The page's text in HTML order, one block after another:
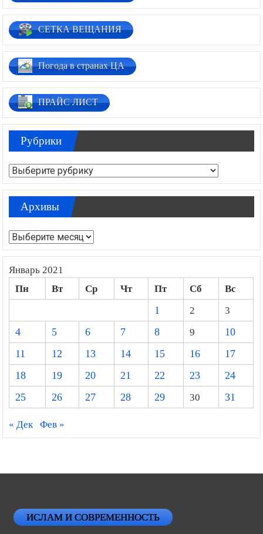
СЕТКА ВЕЩАНИЯ
Погода в странах ЦА
ПРАЙС ЛИСТ
Рубрики
Рубрики
Архивы
Архивы
Январь 2021
Пн Вт Ср Чт Пт Сб
Вс
1
2
3
4
5 6 7 8 9
10
11
12 13 14 15 16
17
18
19 20 21 22 23
24
25
26 27 28 29 30 31
« Дек Фев »
ИСЛАМ И СОВРЕМЕННОСТЬ